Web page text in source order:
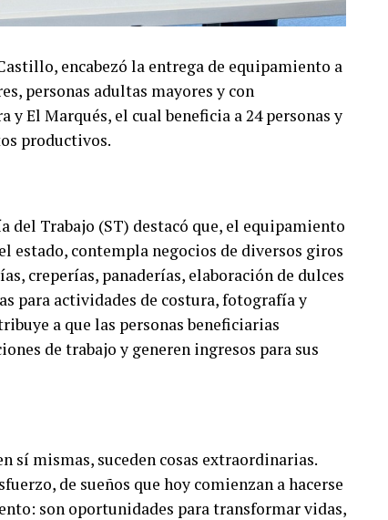
encabezó la entrega de equipamiento a
personas adultas mayores y con
El Marqués, el cual beneficia a 24 personas y
productivos.
Trabajo (ST) destacó que, el equipamiento
estado, contempla negocios de diversos giros
creperías, panaderías, elaboración de dulces
para actividades de costura, fotografía y
a que las personas beneficiarias
de trabajo y generen ingresos para sus
sí mismas, suceden cosas extraordinarias.
de sueños que hoy comienzan a hacerse
son oportunidades para transformar vidas,